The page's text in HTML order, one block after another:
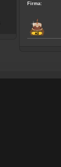
Firma: